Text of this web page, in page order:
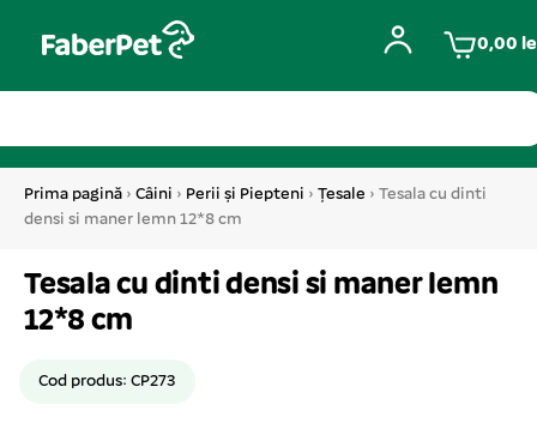
0,00
Prima pagină › Câini › Perii și Piepteni › Țesale › Tesala cu dinti
densi si maner lemn 12*8 cm
Tesala cu dinti densi si maner lemn
12*8 cm
Cod produs: CP273